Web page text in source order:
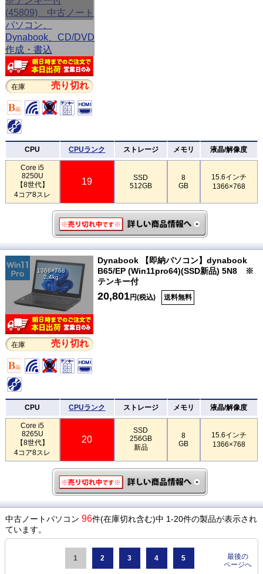
在庫 売り切れ
CPU CPUランク ストレージ メモリ 液晶/解像度
Core i5
8250U
【8世代】
4コア8スレ
19
SSD
512GB
8
GB
15.6インチ
1366×768
1366×768
2.4kg
在庫 売り切れ
Dynabook 【即納パソコン】dynabook
B65/EP (Win11pro64)(SSD新品) 5N8 ※
テンキー付
20,801円(税込) 送料無料
CPU CPUランク ストレージ メモリ 液晶/解像度
Core i5
8265U
【8世代】
4コア8スレ
20
SSD
256GB
新品
8
GB
15.6インチ
1366×768
中古ノートパソコン 96件(在庫切れ含む)中 1-20件の製品が表示され
ています。
1 2 3 4 5
最後の
ページへ